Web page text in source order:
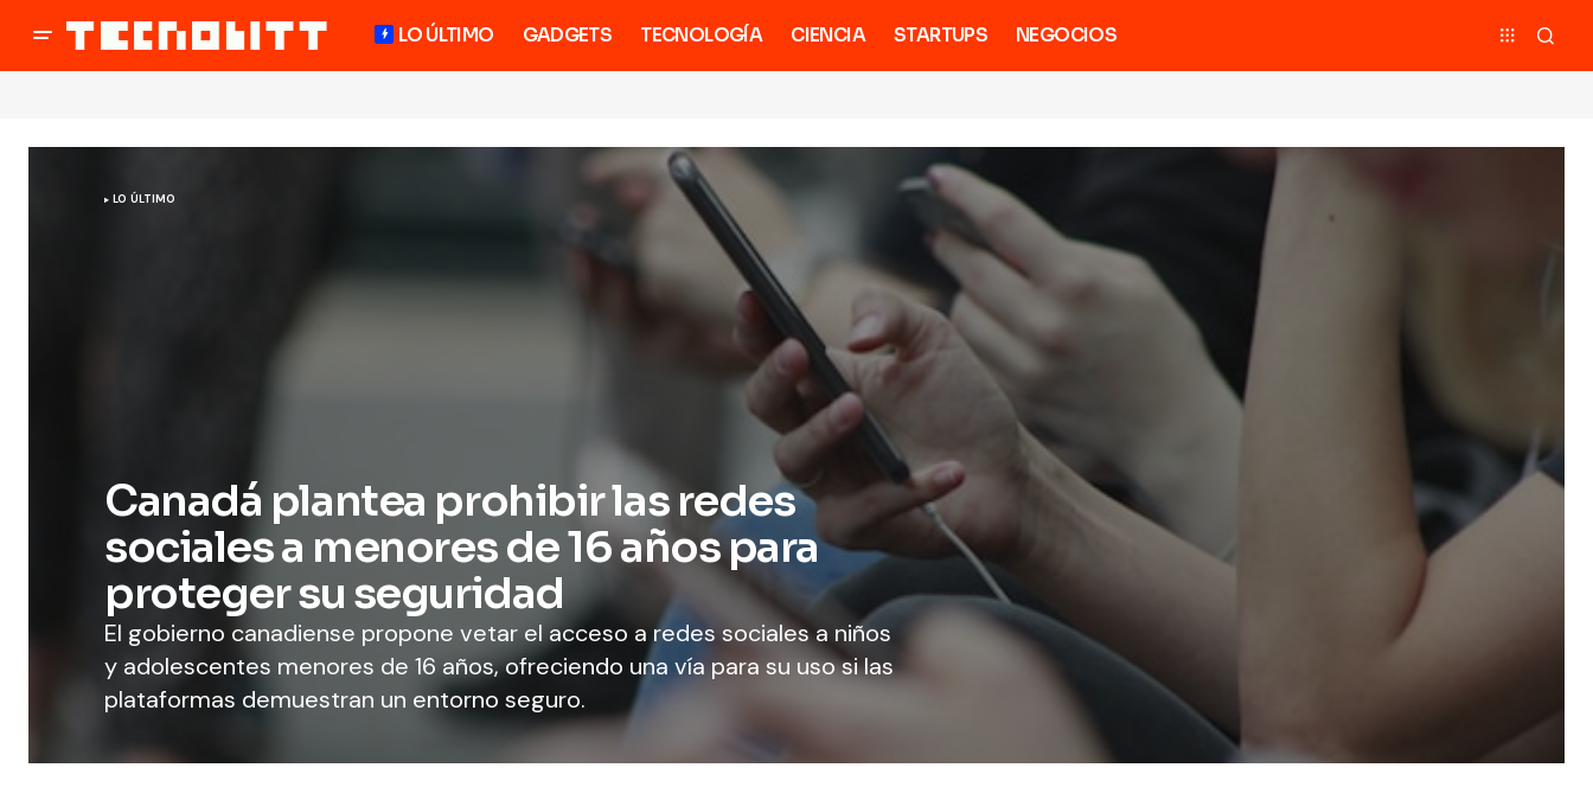
LO ÚLTIMO GADGETS TECNOLOGÍA CIENCIA STARTUPS NEGOCIOS
LO ÚLTIMO
Canadá plantea prohibir las redes
sociales a menores de 16 años para
proteger su seguridad
El gobierno canadiense propone vetar el acceso a redes sociales a niños
y adolescentes menores de 16 años, ofreciendo una vía para su uso si las
plataformas demuestran un entorno seguro.